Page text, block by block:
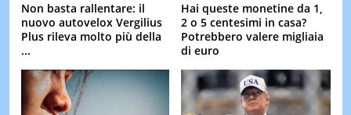
Non basta rallentare: il
nuovo autovelox Vergilius
Plus rileva molto più della
...
Hai queste monetine da 1,
2 o 5 centesimi in casa?
Potrebbero valere migliaia
di euro